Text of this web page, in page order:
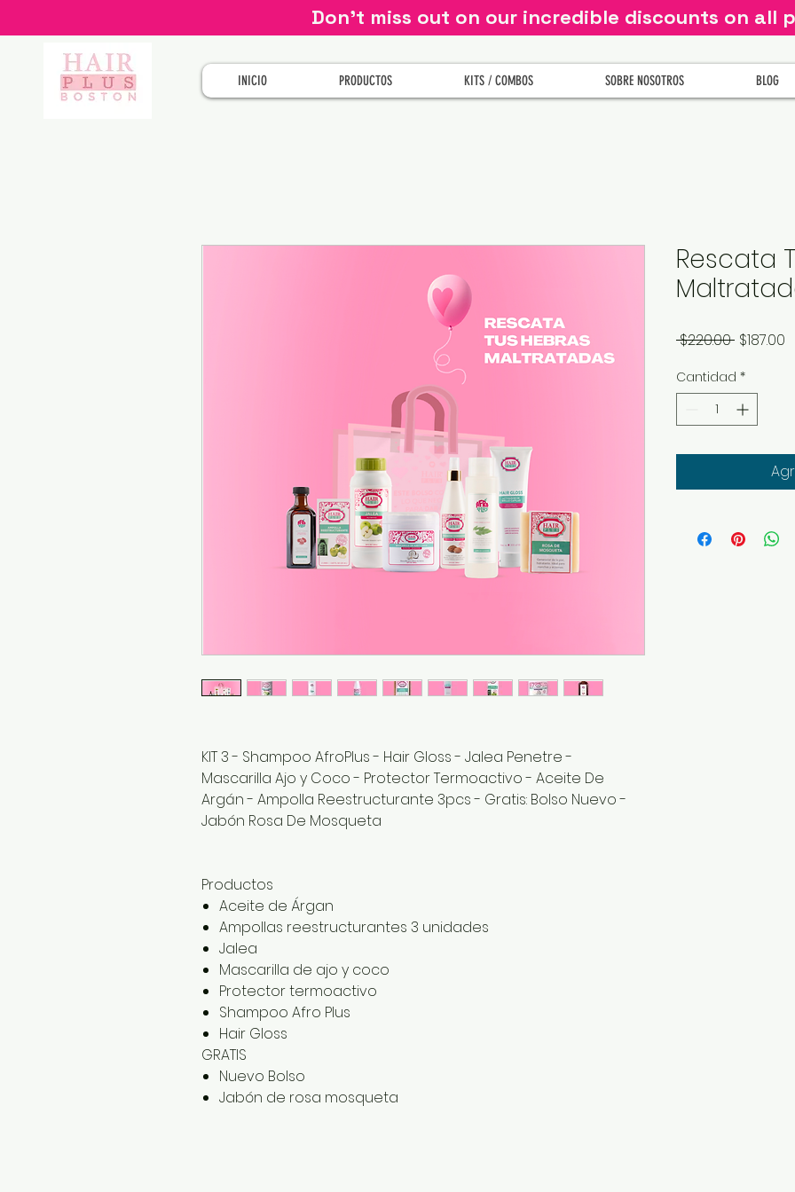
Don't miss out on our incredible discounts on all
INICIO PRODUCTOS KITS / COMBOS SOBRE NOSOTROS BLOG
KIT 3 - Shampoo AfroPlus - Hair Gloss - Jalea Penetre -
Mascarilla Ajo y Coco - Protector Termoactivo - Aceite De
Argán - Ampolla Reestructurante 3pcs - Gratis: Bolso Nuevo -
Jabón Rosa De Mosqueta
Productos
Aceite de Árgan
Ampollas reestructurantes 3 unidades
Jalea
Mascarilla de ajo y coco
Protector termoactivo
Shampoo Afro Plus
Hair Gloss
GRATIS
Nuevo Bolso
Jabón de rosa mosqueta
Rescata
$220.00 Precio
$187.00
Cantidad *